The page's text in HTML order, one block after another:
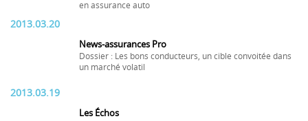
en assurance auto
2013.03.20
News-assurances Pro
Dossier : Les bons conducteurs, un cible convoitée dans
un marché volatil
2013.03.19
Les Échos